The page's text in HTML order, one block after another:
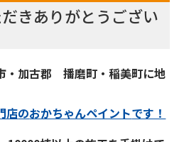
きありがとうござい
・加古郡 播磨町・稲美町に地
店のおかちゃんペイントです！